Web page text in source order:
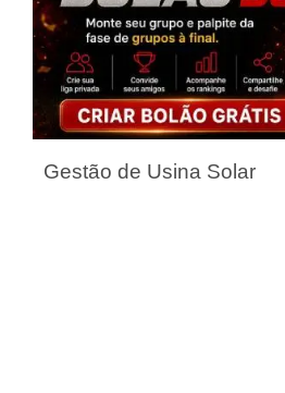
Gestão de Usina Solar